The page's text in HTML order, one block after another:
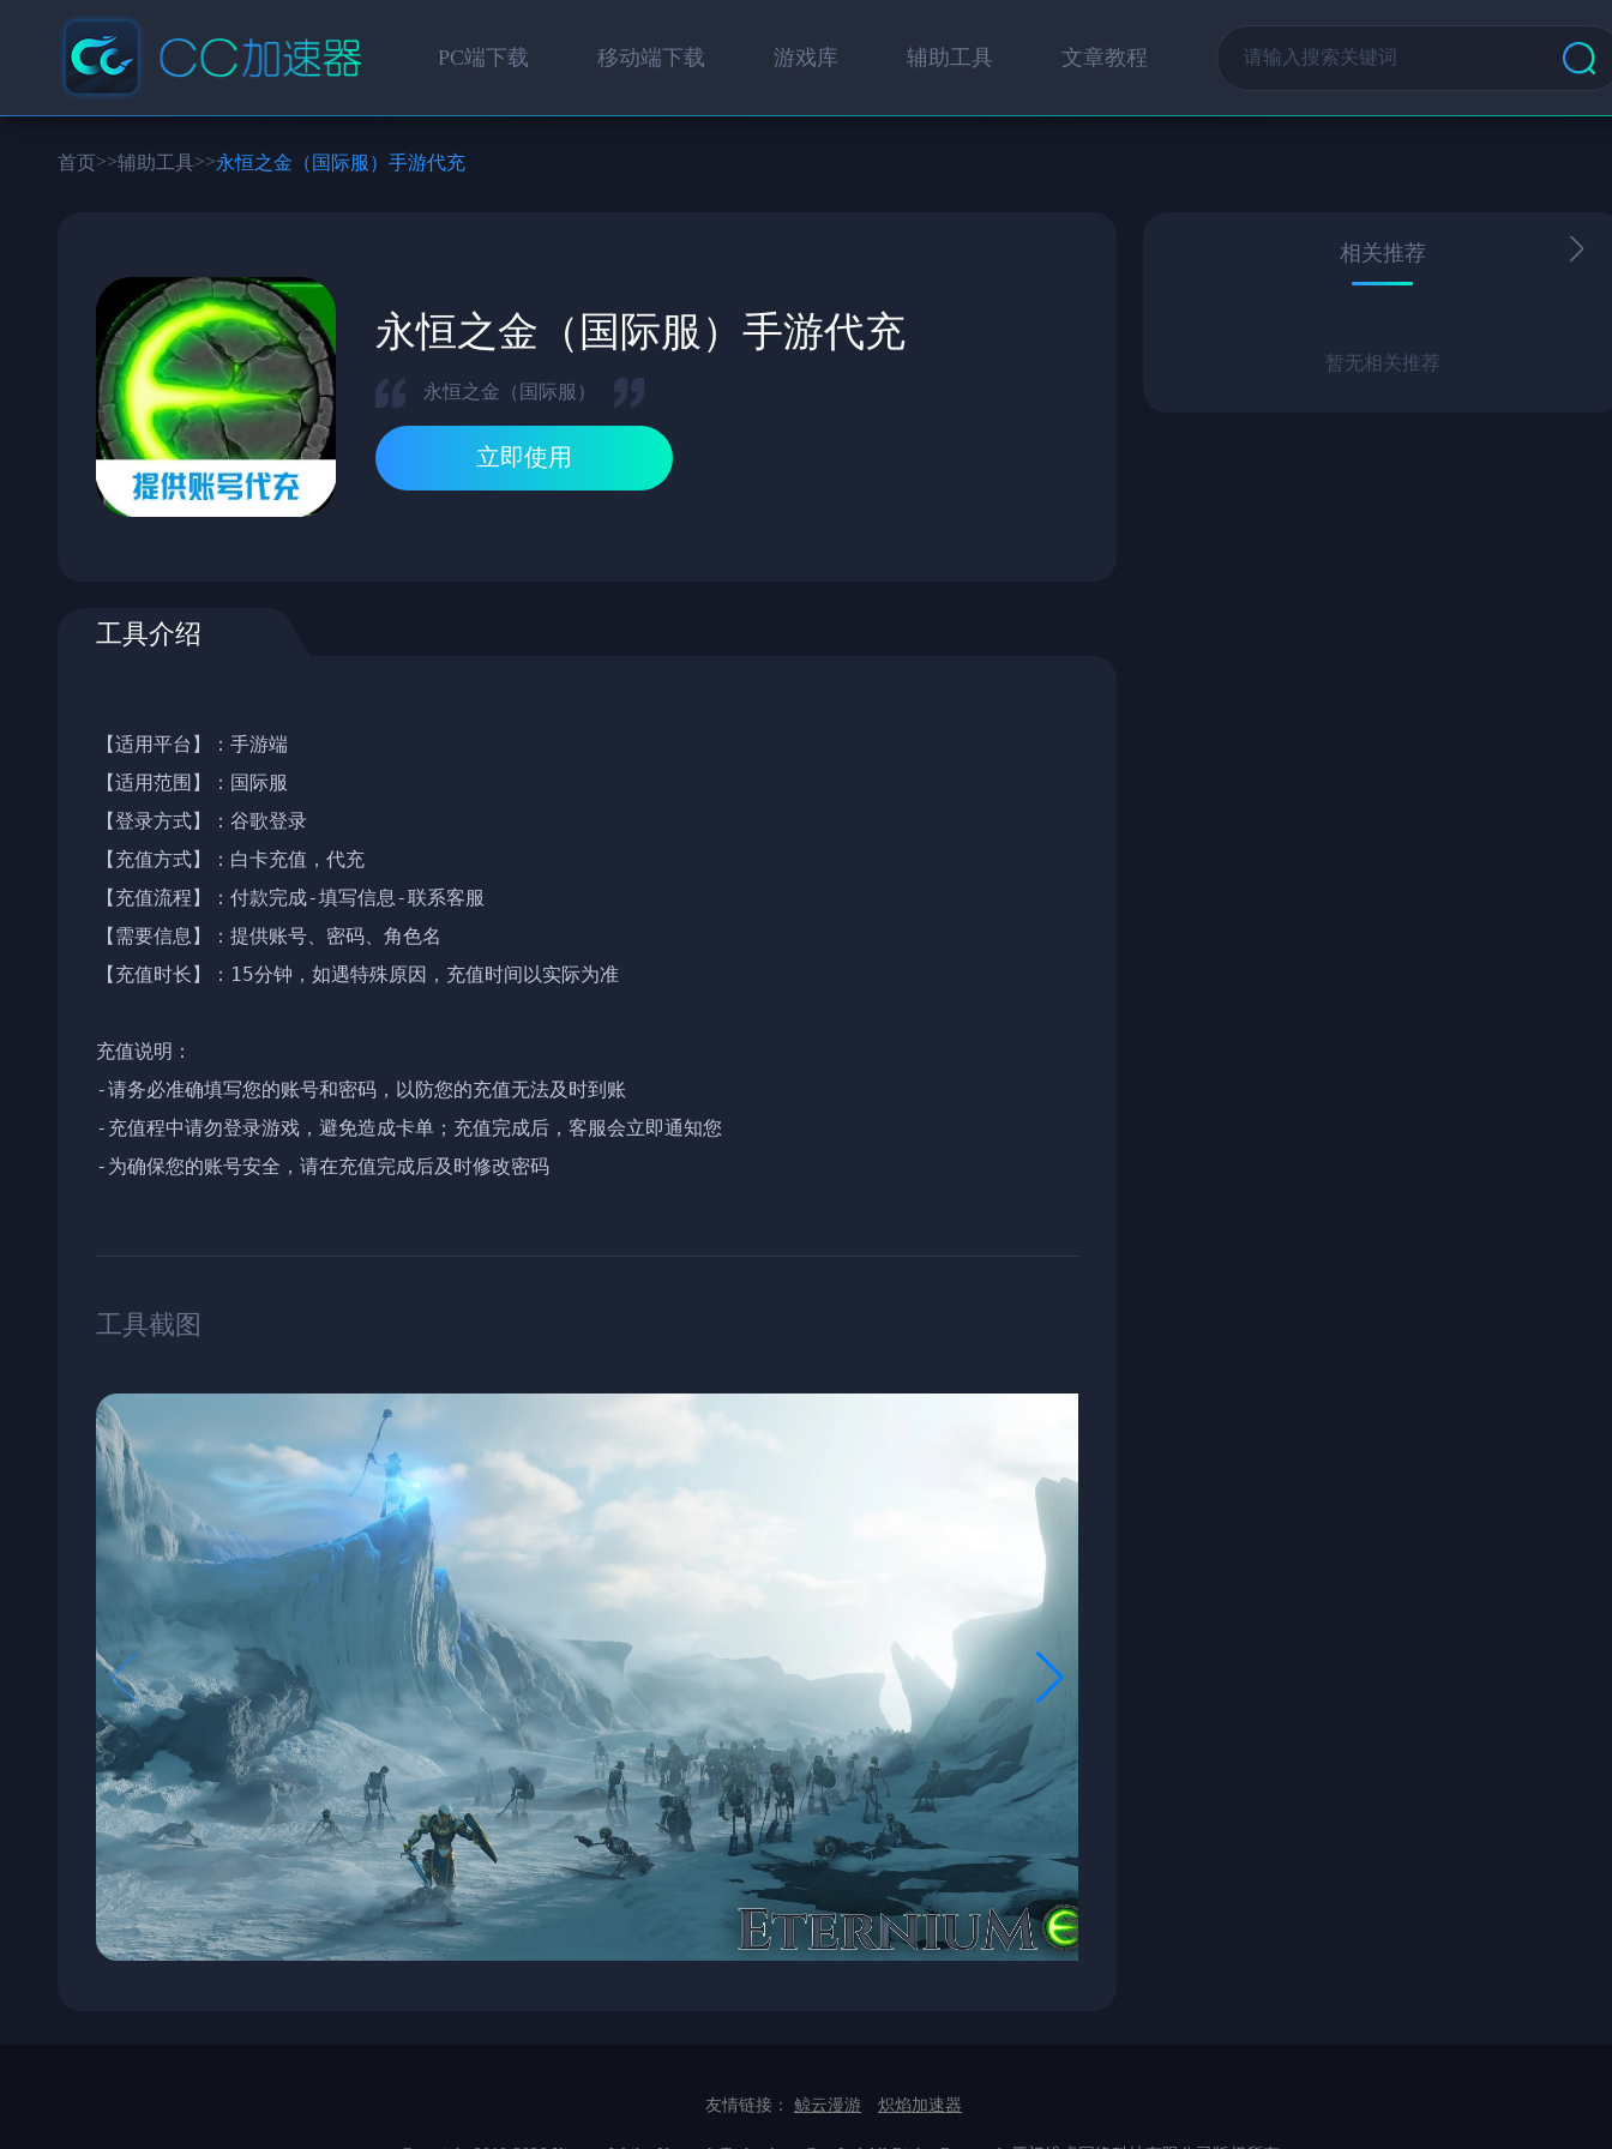
PC端下载 移动端下载 游戏库 辅助工具 文章教程
首页>>辅助工具>>永恒之金（国际服）手游代充
永恒之金（国际服）手游代充
永恒之金（国际服）
立即使用
工具介绍
【适用平台】：手游端
【适用范围】：国际服
【登录方式】：谷歌登录
【充值方式】：白卡充值，代充
【充值流程】：付款完成-填写信息-联系客服
【需要信息】：提供账号、密码、角色名
【充值时长】：15分钟，如遇特殊原因，充值时间以实际为准
充值说明：
-请务必准确填写您的账号和密码，以防您的充值无法及时到账
-充值程中请勿登录游戏，避免造成卡单；充值完成后，客服会立即通知您
-为确保您的账号安全，请在充值完成后及时修改密码
工具截图
相关推荐
暂无相关推荐
友情链接： 鲸云漫游 炽焰加速器